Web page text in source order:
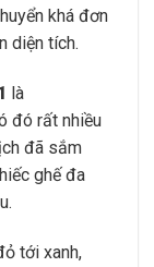
khá đơn
diện tích.
là
đó rất nhiều
đã sắm
ghế đa
tới xanh,